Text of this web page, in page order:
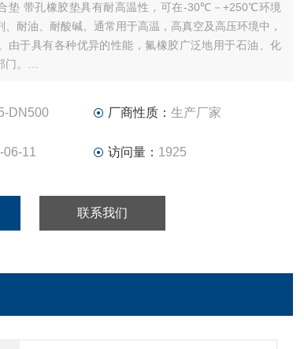
垫 带孔橡胶垫具有耐高温性，可在-30℃－+250℃环境
、耐油、耐酸碱。通常用于高温，高真空及高压环境中，
由于具有各种优异的性能，氟橡胶广泛地用于石油、化
。
性。
DN500 厂商性质： 生产厂家
11 访问量： 1925
联系我们